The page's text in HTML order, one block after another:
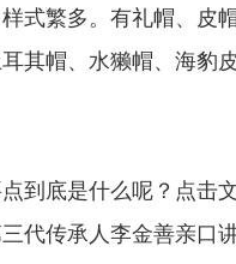
式繁多。有礼帽、皮
其帽、水獭帽、海豹
到底是什么呢？点击
代传承人李金善亲口